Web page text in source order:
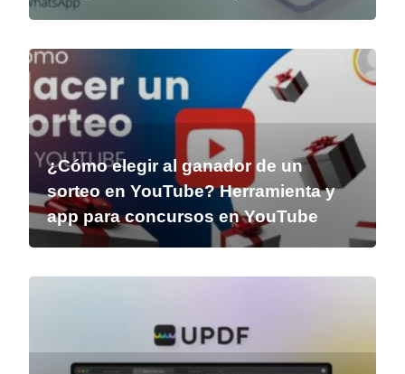
¿Cómo elegir al ganador de un
sorteo en YouTube? Herramienta y
app para concursos en YouTube